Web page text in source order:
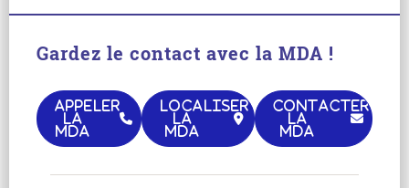
Gardez le contact avec la MDA !
APPELER
LA
MDA
LOCALISER
LA
MDA
CONTACTER
LA
MDA